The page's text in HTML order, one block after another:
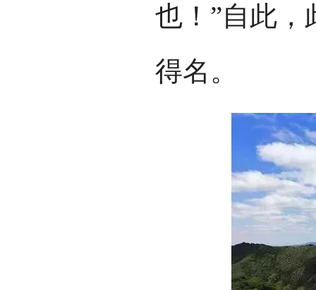
也！”自此
得名。